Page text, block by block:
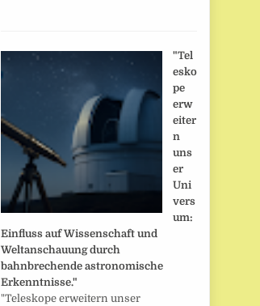
"Tel
esko
pe
erw
eiter
n
uns
er
Uni
vers
um:
Einfluss auf Wissenschaft und
Weltanschauung durch
bahnbrechende astronomische
Erkenntnisse."
"Teleskope erweitern unser